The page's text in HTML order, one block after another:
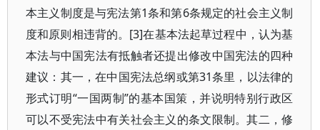
本主义制度是与宪法第1条和第6条规定的社会主义制
度和原则相违背的。[3]在基本法起草过程中，认为基
本法与中国宪法有抵触者还提出修改中国宪法的四种
建议：其一，在中国宪法总纲或第31条里，以法律的
形式订明“一国两制”的基本国策，并说明特别行政区
可以不受宪法中有关社会主义的条文限制。其二，修